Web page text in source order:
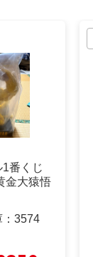
1番くじ
金大猿悟
3574